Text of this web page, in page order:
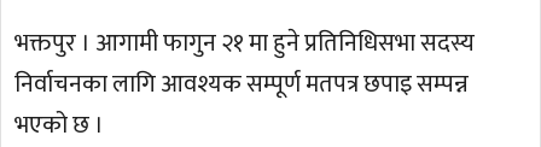
भक्तपुर । आगामी फागुन २१ मा हुने प्रतिनिधिसभा सदस्य
निर्वाचनका लागि आवश्यक सम्पूर्ण मतपत्र छपाइ सम्पन्न
भएको छ ।